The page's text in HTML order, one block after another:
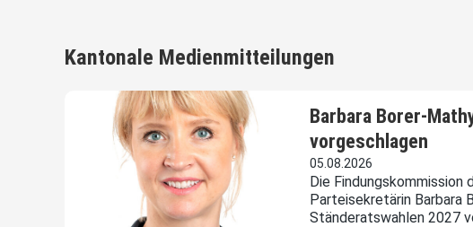
Kantonale Medienmitteilungen
Barbara Borer-
vorgeschlagen
05.08.2026
Die Findungskommission
Parteisekretärin Barbara
Ständeratswahlen 2027